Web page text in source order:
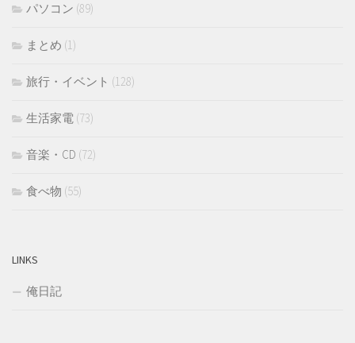
パソコン (89)
まとめ (1)
旅行・イベント (128)
生活家電 (73)
音楽・CD (72)
食べ物 (55)
LINKS
俺日記